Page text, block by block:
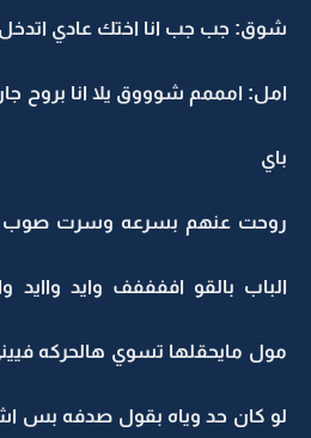
شوق: جب جب انا اختك عادي اتدخل
امل: امممم شوووق يلا انا بروح
باي
روحت عنهم بسرعه وسرت صوب
الباب بالقو اففففف وايد
مول مايحقلها تسوي هالحركه
لو كان حد وياه بقول صدفه بس